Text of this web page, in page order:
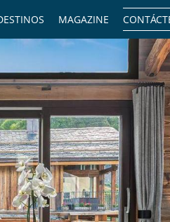
MAGAZINE